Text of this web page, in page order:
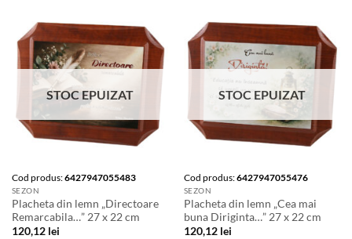
STOC EPUIZAT
Cod produs:6427947055483
SEZON
Placheta din lemn „Directoare
Remarcabila…” 27 x 22 cm
120,12 lei
STOC EPUIZAT
Cod produs:6427947055476
SEZON
Placheta din lemn „Cea mai
buna Diriginta…” 27 x 22 cm
120,12 lei